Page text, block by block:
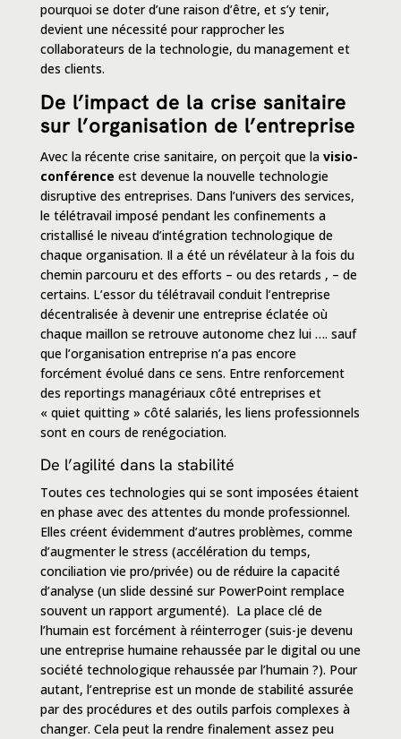
pourquoi se doter d’une raison d’être, et s’y tenir,
devient une nécessité pour rapprocher les
collaborateurs de la technologie, du management et
des clients.
De l’impact de la crise sanitaire
sur l’organisation de l’entreprise
Avec la récente crise sanitaire, on perçoit que la visio-
conférence est devenue la nouvelle technologie
disruptive des entreprises. Dans l’univers des services,
le télétravail imposé pendant les confinements a
cristallisé le niveau d’intégration technologique de
chaque organisation. Il a été un révélateur à la fois du
chemin parcouru et des efforts – ou des retards , – de
certains. L’essor du télétravail conduit l’entreprise
décentralisée à devenir une entreprise éclatée où
chaque maillon se retrouve autonome chez lui …. sauf
que l’organisation entreprise n’a pas encore
forcément évolué dans ce sens. Entre renforcement
des reportings managériaux côté entreprises et
« quiet quitting » côté salariés, les liens professionnels
sont en cours de renégociation.
De l’agilité dans la stabilité
Toutes ces technologies qui se sont imposées étaient
en phase avec des attentes du monde professionnel.
Elles créent évidemment d’autres problèmes, comme
d’augmenter le stress (accélération du temps,
conciliation vie pro/privée) ou de réduire la capacité
d’analyse (un slide dessiné sur PowerPoint remplace
souvent un rapport argumenté). La place clé de
l’humain est forcément à réinterroger (suis-je devenu
une entreprise humaine rehaussée par le digital ou une
société technologique rehaussée par l’humain ?). Pour
autant, l’entreprise est un monde de stabilité assurée
par des procédures et des outils parfois complexes à
changer. Cela peut la rendre finalement assez peu